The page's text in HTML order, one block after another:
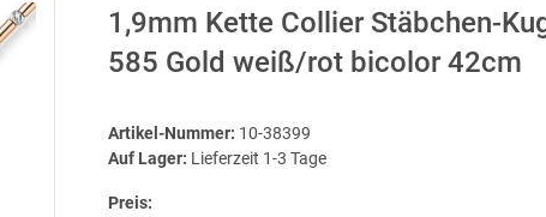
1,9mm Kette Collier Stäbchen-
585 Gold weiß/rot bicolor 42cm
Artikel-Nummer: 10-38399
Auf Lager: Lieferzeit 1-3 Tage
Preis: